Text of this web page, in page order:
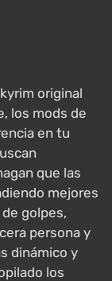
original
los mods de
en tu
que las
mejores
golpes,
persona y
dinámico y
los